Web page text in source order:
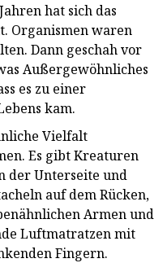
hat sich das
Organismen waren
Dann geschah vor
Außergewöhnliches
es zu einer
kam.
Vielfalt
Es gibt Kreaturen
der Unterseite und
auf dem Rücken,
Armen und
Luftmatratzen mit
Fingern.